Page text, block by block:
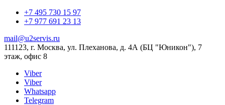
+7 495 730 15 97
+7 977 691 23 13
mail@u2servis.ru
111123, г. Москва, ул. Плеханова, д. 4А (БЦ "Юникон"), 7
этаж, офис 8
Viber
Viber
Whatsapp
Telegram